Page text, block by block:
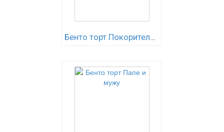
Бенто торт Покорителю вершин!